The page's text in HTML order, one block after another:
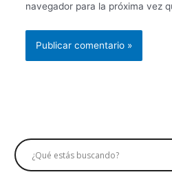
navegador para la próxima vez